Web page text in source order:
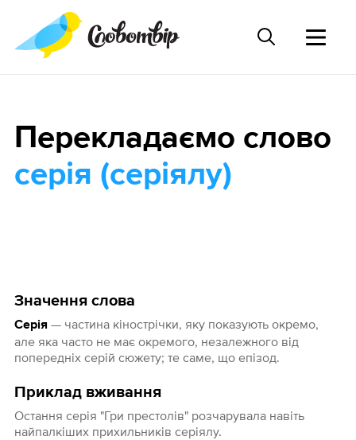
Значення слова
Серія— частина кінострічки, яку показують окремо,
але яка часто не має окремого, незалежного від
попередніх серій сюжету; те саме, що епізод.
Приклад вживання
Остання серія "Гри престолів" розчарувала навіть
найпалкіших прихильників серіялу.
Перекладаємо слово
серія (серіялу)